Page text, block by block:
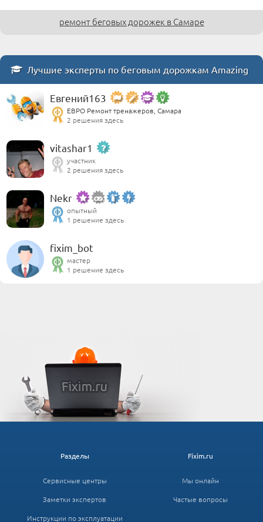
ремонт беговых дорожек в Самаре
Лучшие эксперты по беговым дорожкам Amazing
Евгений163
ЕВРО Ремонт тренажеров, Самара
2 решения здесь
vitashar1
участник
2 решения здесь
Nekr
опытный
1 решение здесь
fixim_bot
мастер
1 решение здесь
Fixim.ru
Мы онлайн
Частые вопросы
Разделы
Сервисные центры
Заметки экспертов
Инструкции по эксплуатации